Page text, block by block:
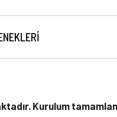
Kurulum